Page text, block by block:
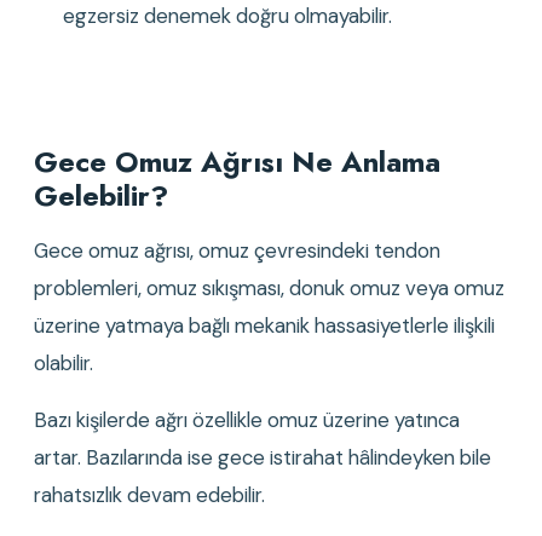
egzersiz denemek doğru olmayabilir.
Gece Omuz Ağrısı Ne Anlama
Gelebilir?
Gece omuz ağrısı, omuz çevresindeki tendon
problemleri, omuz sıkışması, donuk omuz veya omuz
üzerine yatmaya bağlı mekanik hassasiyetlerle ilişkili
olabilir.
Bazı kişilerde ağrı özellikle omuz üzerine yatınca
artar. Bazılarında ise gece istirahat hâlindeyken bile
rahatsızlık devam edebilir.